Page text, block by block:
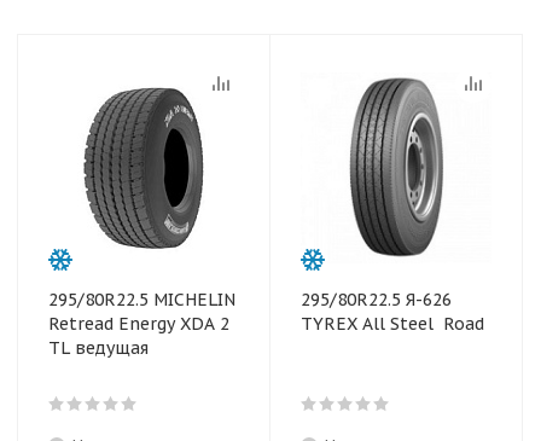
295/80R22.5 MICHELIN
Retread Energy XDA 2
TL ведущая
295/80R22.5 Я-626
TYREX All Steel Road